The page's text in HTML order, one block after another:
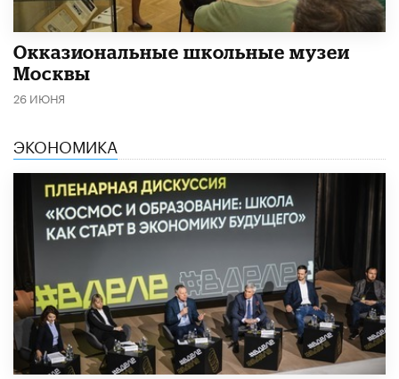
​Окказиональные школьные музеи
Москвы
26 ИЮНЯ
ЭКОНОМИКА